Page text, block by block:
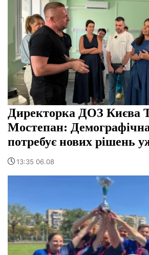
Директорка ДОЗ Києва
Мостепан:
потребує нових рішень
13:35 06.08